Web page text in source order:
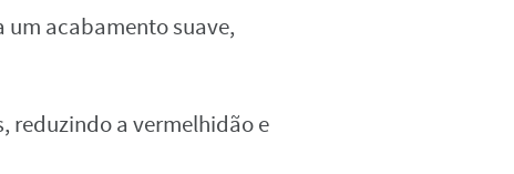
acabamento suave,
reduzindo a vermelhidão e